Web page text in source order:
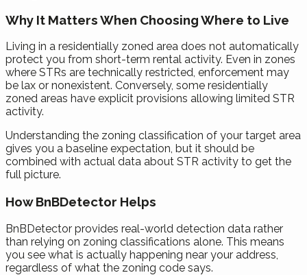
Why It Matters When Choosing Where to Live
Living in a residentially zoned area does not automatically
protect you from short-term rental activity. Even in zones
where STRs are technically restricted, enforcement may
be lax or nonexistent. Conversely, some residentially
zoned areas have explicit provisions allowing limited STR
activity.
Understanding the zoning classification of your target area
gives you a baseline expectation, but it should be
combined with actual data about STR activity to get the
full picture.
How BnBDetector Helps
BnBDetector provides real-world detection data rather
than relying on zoning classifications alone. This means
you see what is actually happening near your address,
regardless of what the zoning code says.